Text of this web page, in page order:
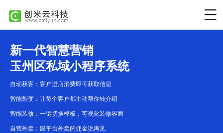
新一代智慧营销
玉州区私域小程序系统
自动获客：客户进店消费即可获取信息
智能裂变：让每个客户都主动帮你转介绍
智能装修：一键切换模板，可视化装修界面
自营外卖：跟平台外卖的佣金说再见